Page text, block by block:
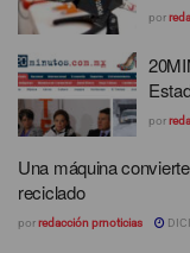
por
por
Una máquina
reciclado
porredacción prnoticias